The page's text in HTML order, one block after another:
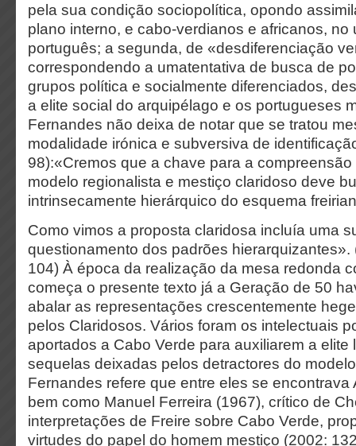
pela sua condição sociopolítica, opondo
plano interno, e cabo-verdianos e africanos, no
português; a segunda, de «desdiferenciação
correspondendo a umatentativa de busca de
grupos política e socialmente diferenciados,
a elite social do arquipélago e os portugueses
Fernandes não deixa de notar que se tratou
modalidade irónica e subversiva de
98):«Cremos que a chave para a
modelo regionalista e mestiço claridoso deve
intrinsecamente hierárquico do esquema
Como vimos a proposta claridosa incluía uma
questionamento dos padrões hierarquizantes».
104) À época da realização da mesa redonda
começa o presente texto já a Geração de 50
abalar as representações crescentemente
pelos Claridosos. Vários foram os intelectuais
aportados a Cabo Verde para auxiliarem a elite
sequelas deixadas pelos detractores do
Fernandes refere que entre eles se encontrava
bem como Manuel Ferreira (1967), crítico de
interpretações de Freire sobre Cabo Verde,
virtudes do papel do homem mestiço (2002: